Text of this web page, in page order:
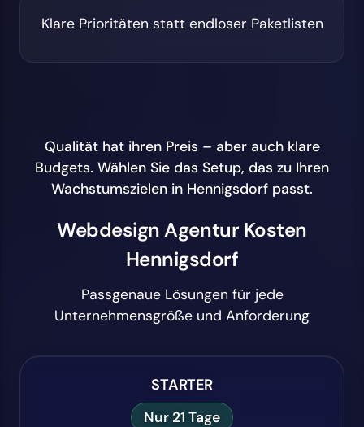
Klare Prioritäten statt endloser Paketlisten
Qualität hat ihren Preis – aber auch klare
Budgets. Wählen Sie das Setup, das zu Ihren
Wachstumszielen in Hennigsdorf passt.
Webdesign Agentur Kosten
Hennigsdorf
Passgenaue Lösungen für jede
Unternehmensgröße und Anforderung
STARTER
Nur 21 Tage